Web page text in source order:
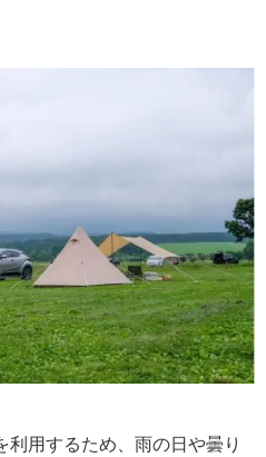
利用するため、雨の日や曇り